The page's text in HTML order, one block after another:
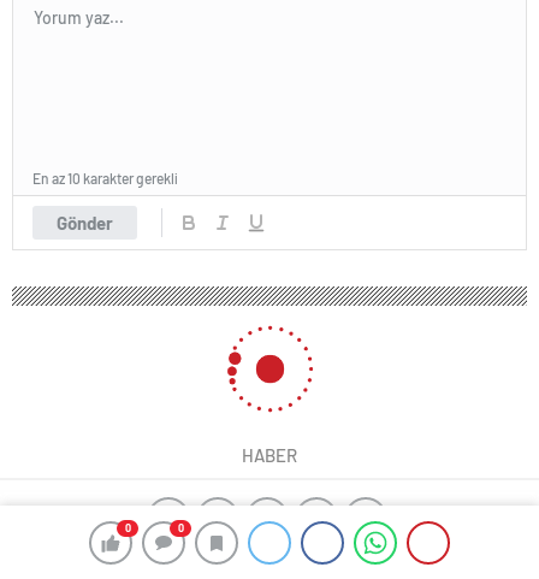
0 0
Gönder
En az 10 karakter gerekli
HABER
yangın algılama sistemleri